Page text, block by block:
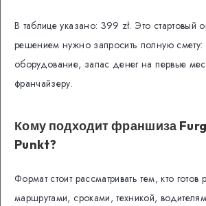
В таблице указано: 399 zł. Это стартовый
решением нужно запросить полную
оборудование, запас денег на первые
франчайзеру.
Кому подходит франшиза
Punkt?
Формат стоит рассматривать тем, кто готов
маршрутами, сроками, техникой,